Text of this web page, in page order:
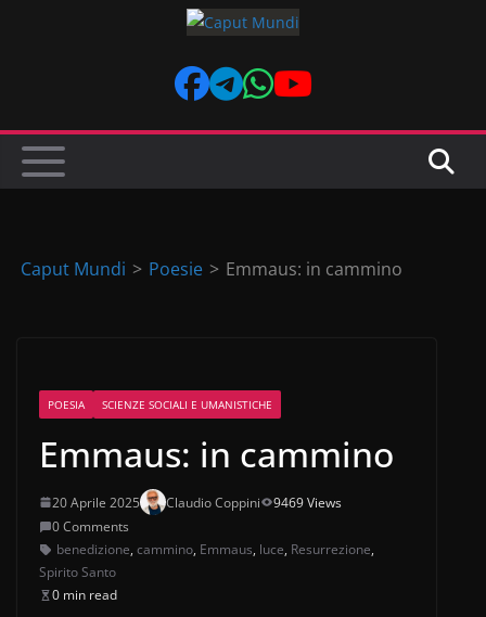
Caput Mundi > Poesie > Emmaus: in cammino
POESIA SCIENZE SOCIALI E UMANISTICHE
Emmaus: in cammino
20 Aprile 2025 Claudio Coppini
9469 Views
0 Comments
benedizione, cammino, Emmaus, luce, Resurrezione,
Spirito Santo
0 min read